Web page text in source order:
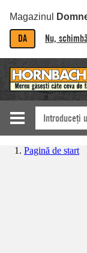
Magazinul
DA Nu,
Pagină de start